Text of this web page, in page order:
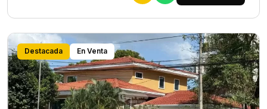
Destacada En Venta